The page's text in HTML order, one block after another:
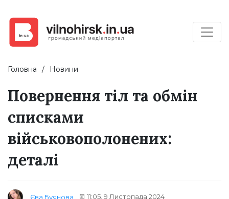
Головна Новини
Повернення тіл та обмін
списками
військовополонених:
деталі
Єва Буянова 11:05, 9 Листопада 2024